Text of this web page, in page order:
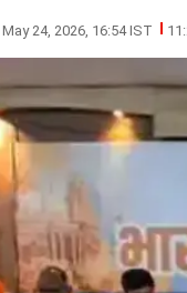
May 24, 2026, 16:54 IST